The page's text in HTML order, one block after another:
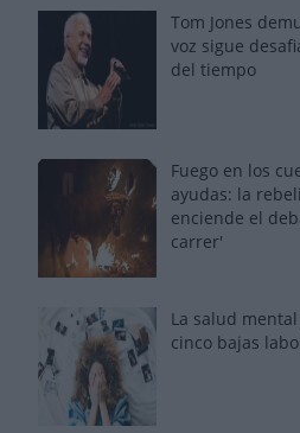
Tom Jones
voz sigue
del tiempo
Fuego en los
ayudas: la
enciende el
carrer'
La salud
cinco bajas